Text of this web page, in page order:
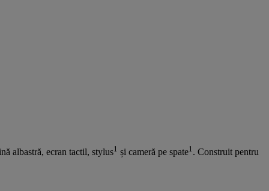
albastră, ecran tactil, stylus1 și cameră pe spate1 . Construit pentru